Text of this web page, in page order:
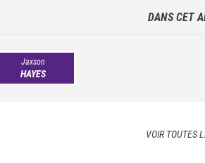
DANS CET
Jaxson
HAYES
VOIR TOUTES